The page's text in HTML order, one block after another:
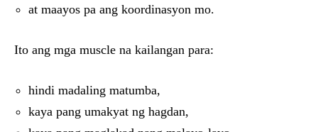
at maayos pa ang koordinasyon mo.
Ito ang mga muscle na kailangan para:
hindi madaling matumba,
kaya pang umakyat ng hagdan,